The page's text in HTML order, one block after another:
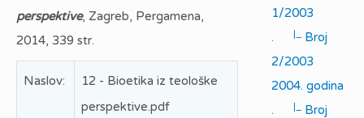
perspektive, Zagreb, Pergamena,
2014, 339 str.
Naslov:
12 - Bioetika iz teološke
perspektive.pdf
1/2003
.
|_ Broj
2/2003
2004. godina
.
|_ Broj